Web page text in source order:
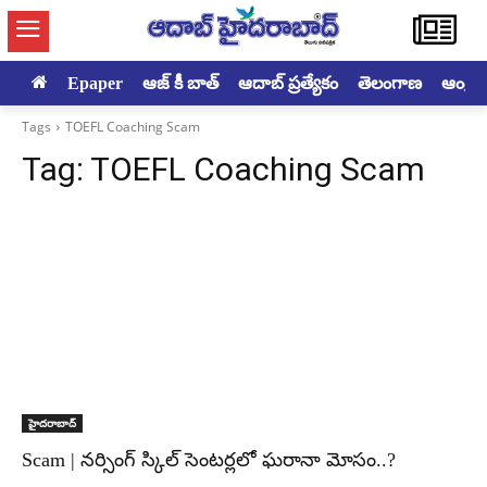
Epaper ఆజ్ కీ బాత్ ఆదాబ్ ప్రత్యేకం తెలంగాణ
Tags TOEFL Coaching Scam
Tag: TOEFL Coaching Scam
హైదరాబాద్‌
Scam | నర్సింగ్ స్కిల్ సెంటర్లలో ఘరానా మోసం..?